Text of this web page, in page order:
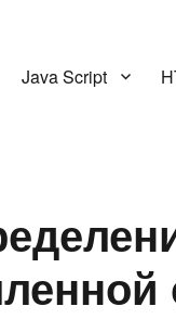
Java Script